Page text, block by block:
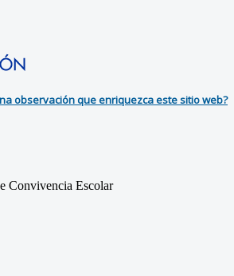
observación que enriquezca este sitio web?
Convivencia Escolar